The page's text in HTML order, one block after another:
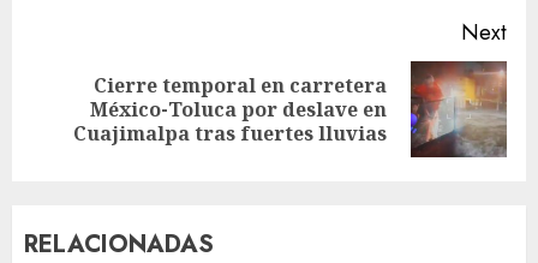
Next
Cierre temporal en carretera
México-Toluca por deslave en
Cuajimalpa tras fuertes lluvias
RELACIONADAS